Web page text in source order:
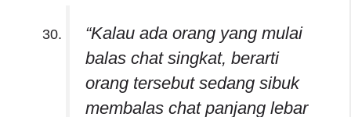
“Kalau ada orang yang mulai
balas chat singkat, berarti
orang tersebut sedang sibuk
membalas chat panjang lebar